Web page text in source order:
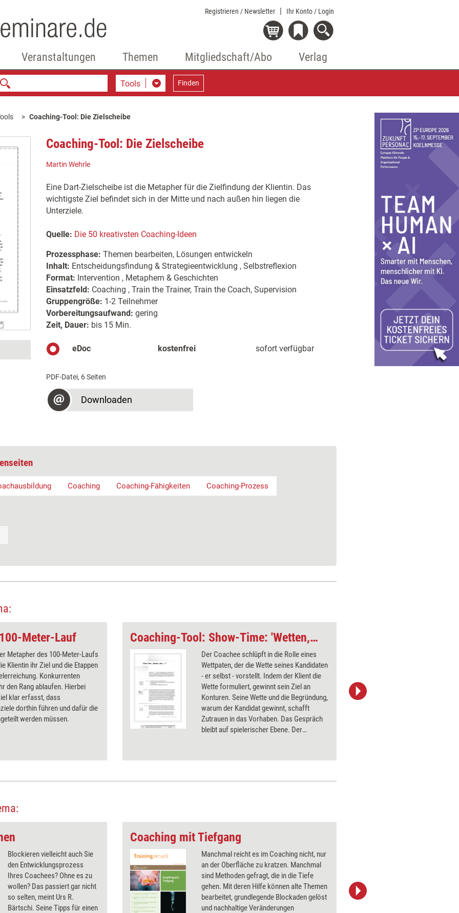
Registrieren / Newsletter Ihr Konto / Login
Veranstaltungen Themen Mitgliedschaft/Abo Verlag
Tools Finden
Coaching-Tool: Die Zielscheibe
Coaching-Tool: Die Zielscheibe
Martin Wehrle
Eine Dart-Zielscheibe ist die Metapher für die Zielfindung der Klientin. Das
wichtigste Ziel befindet sich in der Mitte und nach außen hin liegen die
Unterziele.
Quelle: Die 50 kreativsten Coaching-Ideen
Prozessphase: Themen bearbeiten, Lösungen entwickeln
Inhalt: Entscheidungsfindung & Strategieentwicklung , Selbstreflexion
Format: Intervention , Metaphern & Geschichten
Einsatzfeld: Coaching , Train the Trainer, Train the Coach, Supervision
Gruppengröße: 1-2 Teilnehmer
Vorbereitungsaufwand: gering
Zeit, Dauer: bis 15 Min.
eDoc kostenfrei sofort verfügbar
PDF-Datei, 6 Seiten
Downloaden
Coaching Coaching-Fähigkeiten Coaching-Prozess
Meter-Lauf
Metapher des 100-Meter-Laufs
Klientin ihr Ziel und die Etappen
Konkurrenten
den Rang ablaufen. Hierbei
klar erfasst, dass
dorthin führen und dafür die
werden müssen.
Coaching-Tool: Show-Time: 'Wetten, dass ...?'
Der Coachee schlüpft in die Rolle eines
Wettpaten, der die Wette seines Kandidaten
- er selbst - vorstellt. Indem der Klient die
Wette formuliert, gewinnt sein Ziel an
Konturen. Seine Wette und die Begründung,
warum der Kandidat gewinnt, schafft
Zutrauen in das Vorhaben. Das Gespräch
bleibt auf spielerischer Ebene. Der
Blockieren vielleicht auch Sie
den Entwicklungsprozess
Ihres Coachees? Ohne es zu
wollen? Das passiert gar nicht
so selten, meint Urs R.
Bärtschi. Seine Tipps für einen
Coaching mit Tiefgang
Manchmal reicht es im Coaching nicht, nur
an der Oberfläche zu kratzen. Manchmal
sind Methoden gefragt, die in die Tiefe
gehen. Mit deren Hilfe können alte Themen
bearbeitet, grundlegende Blockaden gelöst
und nachhaltige Veränderungen